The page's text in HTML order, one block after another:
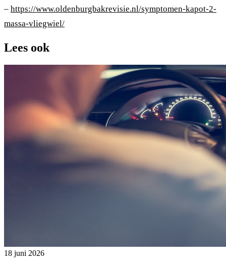
– https://www.oldenburgbakrevisie.nl/symptomen-kapot-2-
massa-vliegwiel/
Lees ook
18 juni 2026